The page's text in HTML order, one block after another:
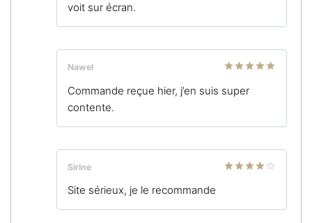
voit sur écran.
5
Nawel
Commande reçue hier, j’en suis super
contente.
Sirine
Site sérieux, je le recommande